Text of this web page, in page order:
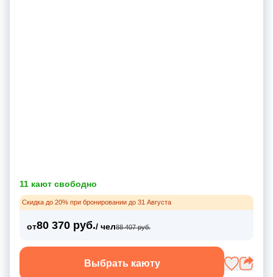
11 кают свободно
Скидка до 20% при бронировании до 31 Августа
от80 370 руб./ чел88 407 руб.
Выбрать каюту